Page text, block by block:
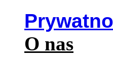
O nas